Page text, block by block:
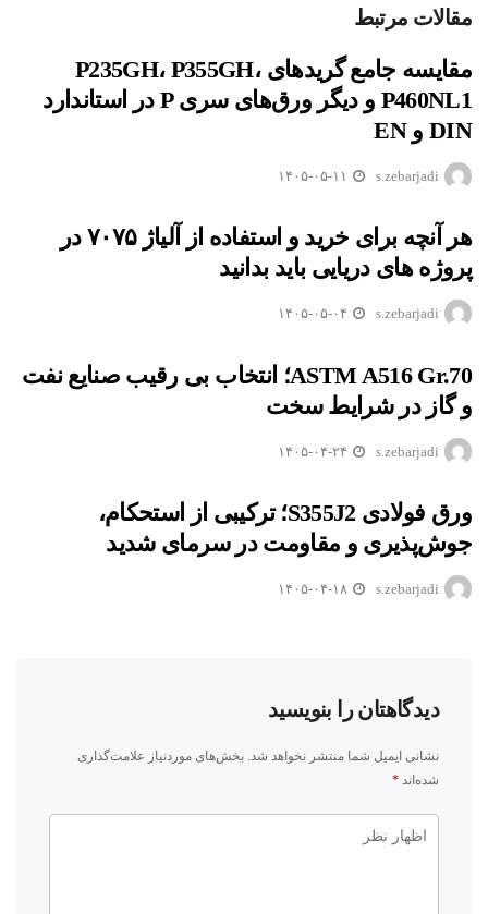
مقالات مرتبط
مقایسه جامع گریدهای P235GH، P355GH،
P460NL1 و دیگر ورق‌های سری P در استاندارد
DIN و EN
s.zebarjadi ۱۴۰۵-۰۵-۱۱
هر آنچه برای خرید و استفاده از آلیاژ ۷۰۷۵ در
پروژه های دریایی باید بدانید
s.zebarjadi ۱۴۰۵-۰۵-۰۴
ASTM A516 Gr.70؛ انتخاب بی رقیب صنایع نفت
و گاز در شرایط سخت
s.zebarjadi ۱۴۰۵-۰۴-۲۴
ورق فولادی S355J2؛ ترکیبی از استحکام،
جوش‌پذیری و مقاومت در سرمای شدید
s.zebarjadi ۱۴۰۵-۰۴-۱۸
دیدگاهتان را بنویسید
نشانی ایمیل شما منتشر نخواهد شد. بخش‌های موردنیاز علامت‌گذاری
شده‌اند *